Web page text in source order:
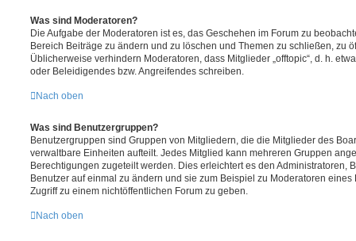
Was sind Moderatoren?
Die Aufgabe der Moderatoren ist es, das Geschehen im Forum zu
Bereich Beiträge zu ändern und zu löschen und Themen zu schließen, zu
Üblicherweise verhindern Moderatoren, dass Mitglieder „offtopic“, d. h.
oder Beleidigendes bzw. Angreifendes schreiben.
Nach oben
Was sind Benutzergruppen?
Benutzergruppen sind Gruppen von Mitgliedern, die die Mitglieder des
verwaltbare Einheiten aufteilt. Jedes Mitglied kann mehreren Gruppen
Berechtigungen zugeteilt werden. Dies erleichtert es den Administratoren,
Benutzer auf einmal zu ändern und sie zum Beispiel zu Moderatoren
Zugriff zu einem nichtöffentlichen Forum zu geben.
Nach oben